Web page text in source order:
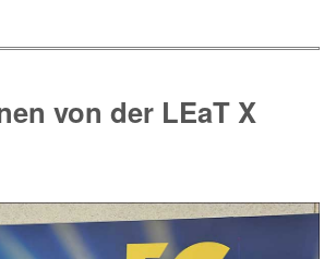
von der LEaT X